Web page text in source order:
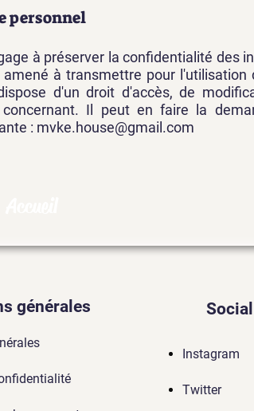
personnel
à préserver la confidentialité des
amené à transmettre pour l'utilisation
d'un droit d'accès, de
Il peut en faire la
: mvke.house@gmail.com
générales Social
Instagram
Twitter